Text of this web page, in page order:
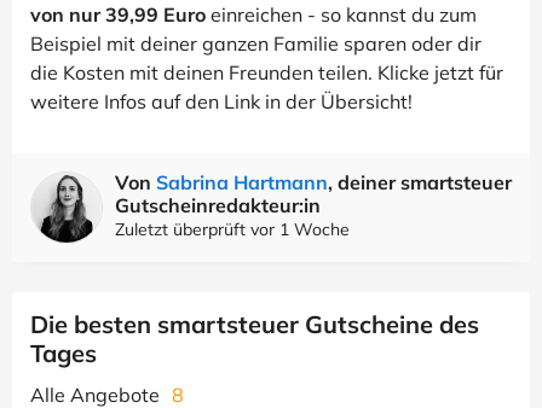
von nur 39,99 Euro einreichen - so kannst du zum
Beispiel mit deiner ganzen Familie sparen oder dir
die Kosten mit deinen Freunden teilen. Klicke jetzt für
weitere Infos auf den Link in der Übersicht!
Von Sabrina Hartmann, deiner smartsteuer
Gutscheinredakteur:in
Zuletzt überprüft vor 1 Woche
Die besten smartsteuer Gutscheine des
Tages
Alle Angebote 8